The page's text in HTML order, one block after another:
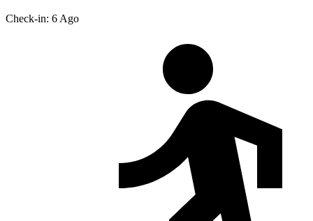
Check-in: 6 Ago